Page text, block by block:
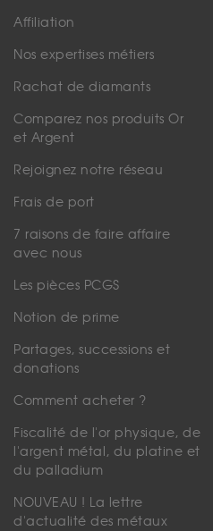
Affiliation
Nos expertises métiers
Rachat de diamants
Comparez nos produits Or
et Argent
Rejoignez notre réseau
Frais de port
7 raisons de faire affaire
avec nous
Les pièces PCGS
Notion de prime
Partages, successions et
donations
Comment acheter ?
Fiscalité de l'or physique, de
l'argent métal, du platine et
du palladium
NOUVEAU ! La lettre
d'actualité des métaux